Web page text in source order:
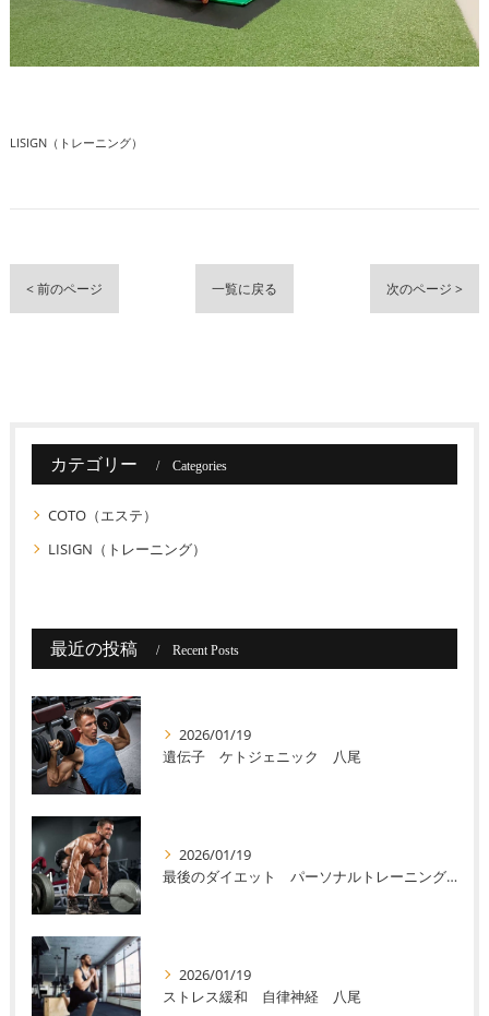
LISIGN（トレーニング）
< 前のページ 一覧に戻る 次のページ >
カテゴリー Categories
COTO（エステ）
LISIGN（トレーニング）
最近の投稿 Recent Posts
2026/01/19
遺伝子 ケトジェニック 八尾
2026/01/19
最後のダイエット パーソナルトレーニング 八尾
2026/01/19
ストレス緩和 自律神経 八尾